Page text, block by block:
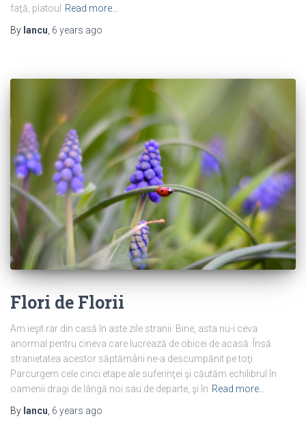
faţă, platoul
Read more…
By Iancu 6 years ago
Flori de Florii
Am ieşit rar din casă în aste zile stranii. Bine, asta nu-i ceva
anormal pentru cineva care lucrează de obicei de acasă. Însă
stranietatea acestor săptămâni ne-a descumpănit pe toţi.
Parcurgem cele cinci etape ale suferinţei şi căutăm echilibrul în
oamenii dragi de lângă noi sau de departe, şi în Read more…
By Iancu 6 years ago